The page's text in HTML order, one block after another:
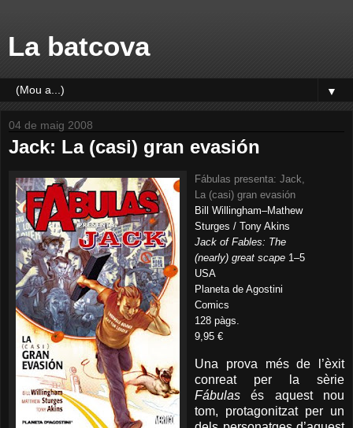
La batcova
▼
04 de maig 2008
Jack: La (casi) gran evasión
Fábulas presenta: Jack,
La (casi) gran evasión
Bill Willingham–Mathew
Sturges / Tony Akins
Jack of Fables: The
(nearly) great scape 1–5
USA
Planeta de Agostini
Comics
128 pàgs.
9,95 €
Una prova més de l’èxit
conreat per la sèrie
Fábulasés aquest nou
tom, protagonitzat per un